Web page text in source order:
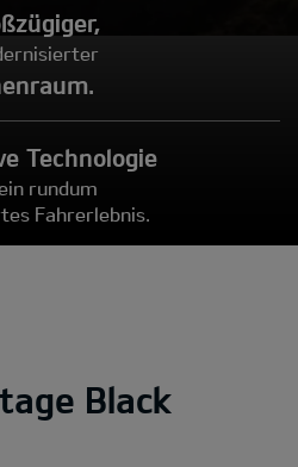
Technologie
rundum
Fahrerlebnis.
Black